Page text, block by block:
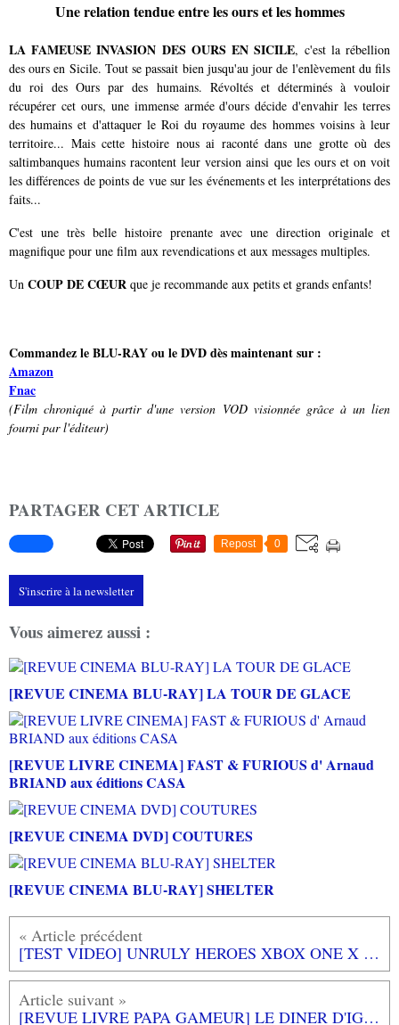
Une relation tendue entre les ours et les hommes
LA FAMEUSE INVASION DES OURS EN SICILE, c'est la rébellion
des ours en Sicile. Tout se passait bien jusqu'au jour de l'enlèvement du fils
du roi des Ours par des humains. Révoltés et déterminés à vouloir
récupérer cet ours, une immense armée d'ours décide d'envahir les terres
des humains et d'attaquer le Roi du royaume des hommes voisins à leur
territoire... Mais cette histoire nous ai raconté dans une grotte où des
saltimbanques humains racontent leur version ainsi que les ours et on voit
les différences de points de vue sur les événements et les interprétations des
faits...
C'est une très belle histoire prenante avec une direction originale et
magnifique pour une film aux revendications et aux messages multiples.
Un COUP DE CŒUR que je recommande aux petits et grands enfants!
Commandez le BLU-RAY ou le DVD dès maintenant sur :
Amazon
Fnac
(Film chroniqué à partir d'une version VOD visionnée grâce à un lien
fourni par l'éditeur)
PARTAGER CET ARTICLE
Repost 0
S'inscrire à la newsletter
Vous aimerez aussi :
[REVUE CINEMA BLU-RAY] LA TOUR DE GLACE
[REVUE LIVRE CINEMA] FAST & FURIOUS d' Arnaud
BRIAND aux éditions CASA
[REVUE CINEMA DVD] COUTURES
[REVUE CINEMA BLU-RAY] SHELTER
[TEST VIDEO] UNRULY HEROES XBOX ONE X : Un magnifique plateformer qui bastonne!
[REVUE LIVRE PAPA GAMEUR] LE DINER D'IGOR de Geoffroy DE PENNART aux éditions L'ECOLE DES LOISIRS